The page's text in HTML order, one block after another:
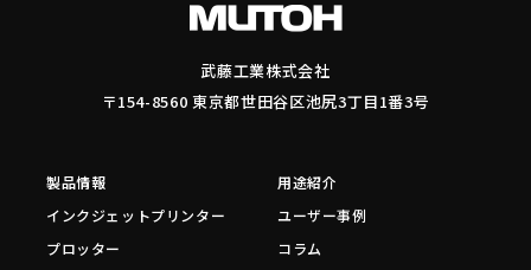
武藤工業株式会社
〒154-8560 東京都世田谷区池尻3丁目1番3号
製品情報
インクジェットプリンター
プロッター
用途紹介
ユーザー事例
コラム